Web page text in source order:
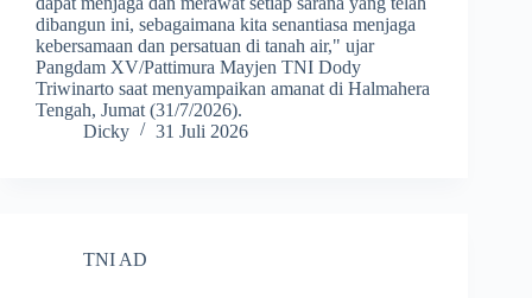
dibangun ini, sebagaimana kita senantiasa menjaga
kebersamaan dan persatuan di tanah air," ujar
Pangdam XV/Pattimura Mayjen TNI Dody
Triwinarto saat menyampaikan amanat di Halmahera
Tengah, Jumat (31/7/2026).
Dicky
31 Juli 2026
TNI AD